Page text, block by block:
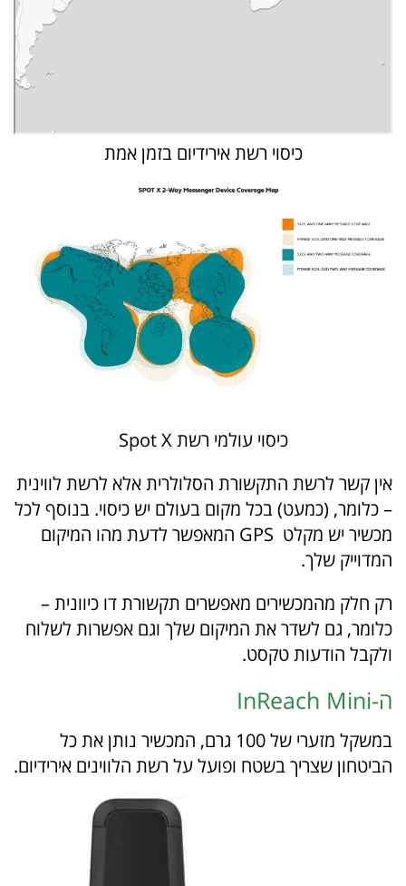
כיסוי רשת אירידיום בזמן אמת
כיסוי עולמי רשת Spot X
אין קשר לרשת התקשורת הסלולרית אלא לרשת לווינית
– כלומר, (כמעט) בכל מקום בעולם יש כיסוי. בנוסף לכל
מכשיר יש מקלט GPS המאפשר לדעת מהו המיקום
המדוייק שלך.
רק חלק מהמכשירים מאפשרים תקשורת דו כיוונית –
כלומר, גם לשדר את המיקום שלך וגם אפשרות לשלוח
ולקבל הודעות טקסט.
ה-InReach Mini
במשקל מזערי של 100 גרם, המכשיר נותן את כל
הביטחון שצריך בשטח ופועל על רשת הלווינים אירידיום.